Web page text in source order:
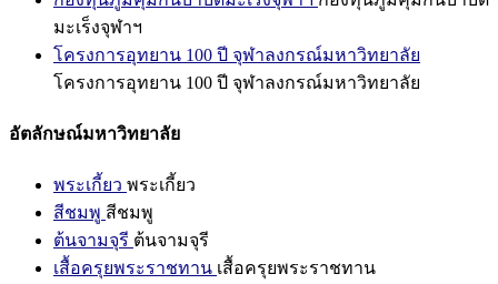
มะเร็งจุฬาฯ
โครงการอุทยาน 100 ปี จุฬาลงกรณ์มหาวิทยาลัย
โครงการอุทยาน 100 ปี จุฬาลงกรณ์มหาวิทยาลัย
อัตลักษณ์มหาวิทยาลัย
พระเกี้ยว พระเกี้ยว
สีชมพู สีชมพู
ต้นจามจุรี ต้นจามจุรี
เสื้อครุยพระราชทาน เสื้อครุยพระราชทาน